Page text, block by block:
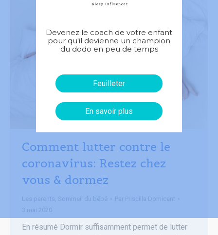
Comment lutter contre le
coronavirus: Restez chez
vous & dormez
Les parents, Sommeil du bébé Par Priscilla Domicent
3 mai 2020
En résumé Dormir suffisamment permet de lutter
Devenez le coach de votre enfant
pour qu'il devienne un champion
du dodo en peu de temps
Feuilleter
En savoir plus